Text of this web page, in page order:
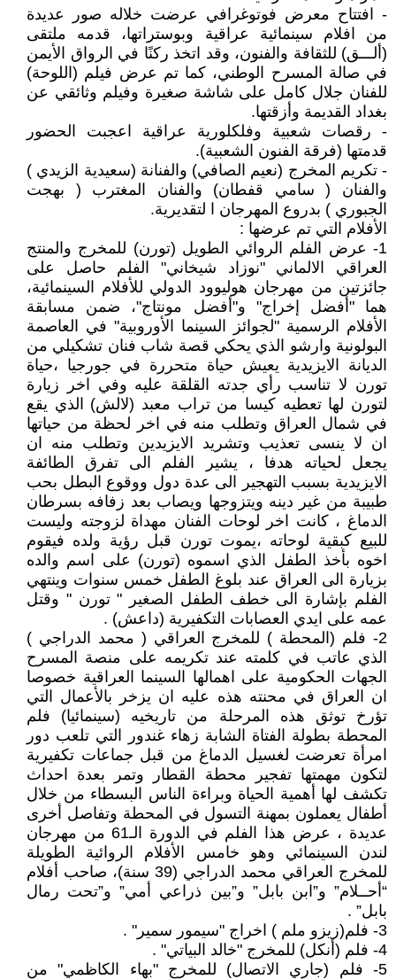
- افتتاح معرض فوتوغرافي عرضت خلاله صور عديدة
من افلام سينمائية عراقية وبوستراتها، قدمه ملتقى
(ألـــق) للثقافة والفنون، وقد اتخذ ركنًا في الرواق الأيمن
في صالة المسرح الوطني، كما تم عرض فيلم (اللوحة)
للفنان جلال كامل على شاشة صغيرة وفيلم وثائقي عن
بغداد القديمة وأزقتها.
- رقصات شعبية وفلكلورية عراقية اعجبت الحضور
قدمتها (فرقة الفنون الشعبية).
- تكريم المخرج (نعيم الصافي) والفنانة (سعيدية الزيدي )
والفنان ( سامي قفطان) والفنان المغترب ( بهجت
الجبوري ) بدروع المهرجان ا لتقديرية.
الأفلام التي تم عرضها :
1- عرض الفلم الروائي الطويل (تورن) للمخرج والمنتج
العراقي الالماني "نوزاد شيخاني" الفلم حاصل على
جائزتين من مهرجان هوليوود الدولي للأفلام السينمائية،
هما "أفضل إخراج" و"أفضل مونتاج"، ضمن مسابقة
الأفلام الرسمية "لجوائز السينما الأوروبية" في العاصمة
البولونية وارشو الذي يحكي قصة شاب فنان تشكيلي من
الديانة الايزيدية يعيش حياة متحررة في جورجيا ،حياة
تورن لا تناسب رأي جدته القلقة عليه وفي اخر زيارة
لتورن لها تعطيه كيسا من تراب معبد (لالش) الذي يقع
في شمال العراق وتطلب منه في اخر لحظة من حياتها
ان لا ينسى تعذيب وتشريد الايزيدين وتطلب منه ان
يجعل لحياته هدفا ، يشير الفلم الى تفرق الطائفة
الايزيدية بسبب التهجير الى عدة دول ووقوع البطل بحب
طبيبة من غير دينه ويتزوجها ويصاب بعد زفافه بسرطان
الدماغ ، كانت اخر لوحات الفنان مهداة لزوجته وليست
للبيع كبقية لوحاته ،يموت تورن قبل رؤية ولده فيقوم
اخوه بأخذ الطفل الذي اسموه (تورن) على اسم والده
بزيارة الى العراق عند بلوغ الطفل خمس سنوات وينتهي
الفلم بإشارة الى خطف الطفل الصغير " تورن " وقتل
عمه على ايدي العصابات التكفيرية (داعش) .
2- فلم (المحطة ) للمخرج العراقي ( محمد الدراجي )
الذي عاتب في كلمته عند تكريمه على منصة المسرح
الجهات الحكومية على اهمالها السينما العراقية خصوصا
ان العراق في محنته هذه عليه ان يزخر بالأعمال التي
تؤرخ توثق هذه المرحلة من تاريخيه (سينمائيا) فلم
المحطة بطولة الفتاة الشابة زهاء غندور التي تلعب دور
امرأة تعرضت لغسيل الدماغ من قبل جماعات تكفيرية
لتكون مهمتها تفجير محطة القطار وتمر بعدة احداث
تكشف لها أهمية الحياة وبراءة الناس البسطاء من خلال
أطفال يعملون بمهنة التسول في المحطة وتفاصل أخرى
عديدة ، عرض هذا الفلم في الدورة الـ61 من مهرجان
لندن السينمائي وهو خامس الأفلام الروائية الطويلة
للمخرج العراقي محمد الدراجي (39 سنة)، صاحب أفلام
“أحــلام” و”ابن بابل” و”بين ذراعي أمي” و”تحت رمال
بابل” .
3- فلم(زيزو ملم ) اخراج "سيمور سمير" .
4- فلم (أنكل) للمخرج "خالد البياتي" .
5- فلم (جاري الاتصال) للمخرج "بهاء الكاظمي" من